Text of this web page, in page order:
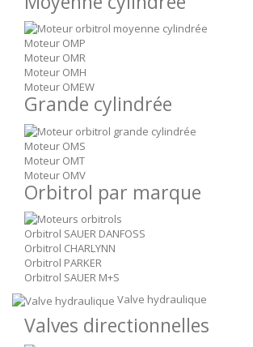
Moteur OMP
Moteur OMR
Moteur OMH
Moteur OMEW
Grande cylindrée
Moteur OMS
Moteur OMT
Moteur OMV
Orbitrol par marque
Orbitrol SAUER DANFOSS
Orbitrol CHARLYNN
Orbitrol PARKER
Orbitrol SAUER M+S
Valve hydraulique
Valves directionnelles